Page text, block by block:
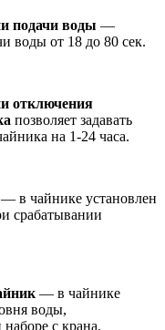
подачи воды —
воды от 18 до 80 сек.
отключения
позволяет задавать
на 1-24 часа.
— в чайнике установлен
срабатывании
— в чайнике
воды,
с крана.